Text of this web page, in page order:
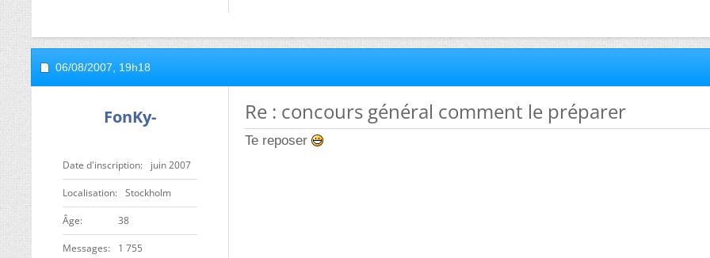
06/08/2007, 19h18
FonKy-
Date d'inscription juin 2007
Localisation Stockholm
ge 38
Messages 1 755
Re : concours général comment le préparer
Te reposer